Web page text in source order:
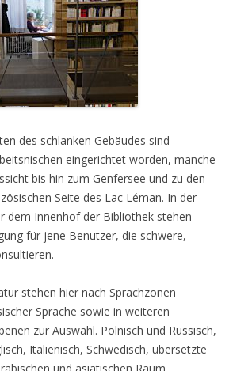
des schlanken Gebäudes sind
eingerichtet worden, manche
bis hin zum Genfersee und zu den
Seite des Lac Léman. In der
dem Innenhof der Bibliothek stehen
für jene Benutzer, die schwere,
stehen hier nach Sprachzonen
Sprache sowie in weiteren
zur Auswahl. Polnisch und Russisch,
Italienisch, Schwedisch, übersetzte